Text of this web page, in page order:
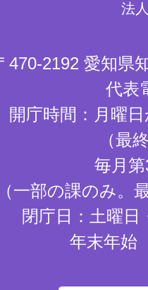
法
470-2192 愛知県
代表
開庁時間：月曜
（最
毎月
（一部の課のみ。
閉庁日：土曜日
年末年始